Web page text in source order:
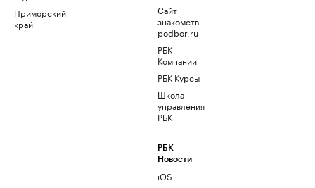
Приморский
край
Сайт
знакомств
podbor.ru
РБК
Компании
РБК Курсы
Школа
управления
РБК
РБК
Новости
iOS